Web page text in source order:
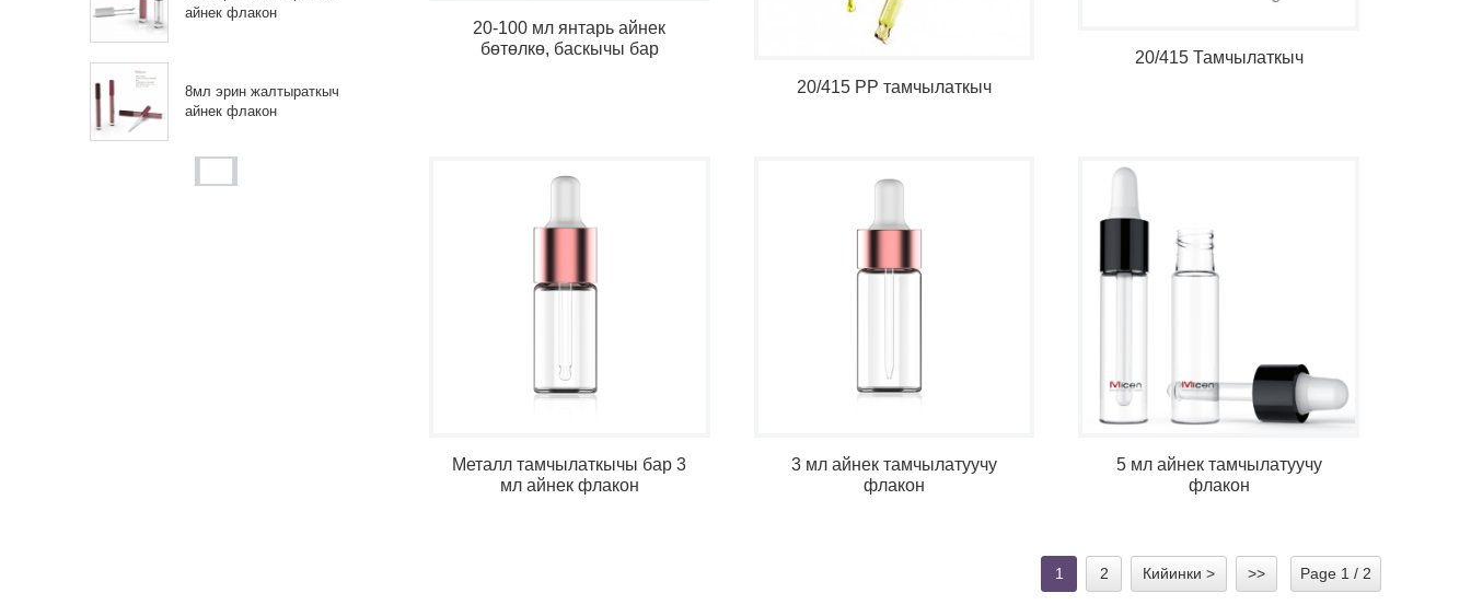
айнек флакон
8мл эрин жалтыраткыч
айнек флакон
10мл тырмак боёгуч ай
20-100 мл янтарь айнек
бөтөлкө, баскычы бар
20/415 PP тамчылаткыч
20/415 Тамчылаткыч
Металл тамчылаткычы бар 3
мл айнек флакон
3 мл айнек тамчылатуучу
флакон
5 мл айнек тамчылатуучу
флакон
1 2 Кийинки > >> Page 1 / 2